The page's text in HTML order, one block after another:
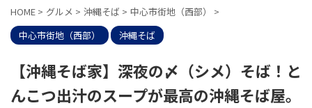
HOME > グルメ > 沖縄そば > 中心市街地（西部）
>
中心市街地（西部）
沖縄そば
【沖縄そば家】深夜の〆（シメ）そば！と
んこつ出汁のスープが最高の沖縄そば屋。